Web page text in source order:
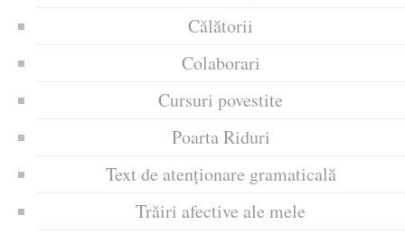
Călătorii
Colaborari
Cursuri povestite
Poarta Riduri
Text de atenționare gramaticală
Trăiri afective ale mele